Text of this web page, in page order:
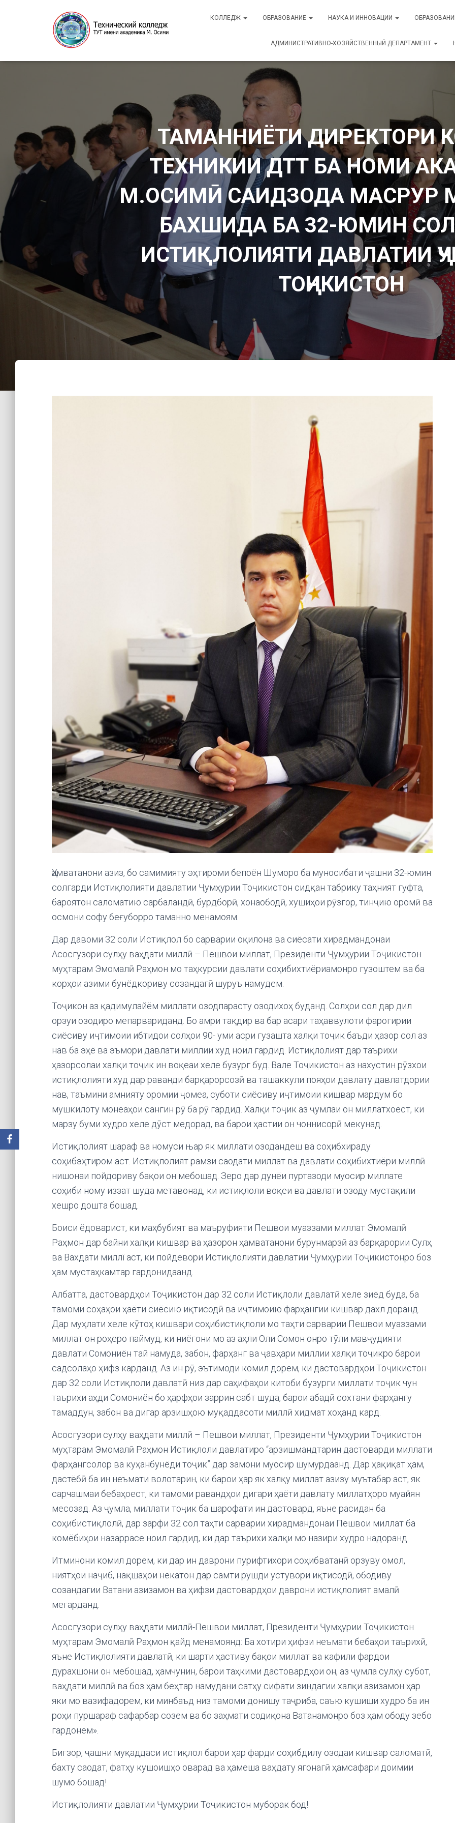
КОЛЛЕДЖ ОБРАЗОВАНИЕ НАУКА И ИННОВАЦИИ
АДМИНИСТРАТИВНО-ХОЗЯЙСТВЕННЫЙ ДЕПАРТАМЕНТ
ТАМАННИЁТИ ДИРЕКТОРИ
ТЕХНИКИИ ДТТ БА НОМИ
М.ОСИМӢ САИДЗОДА МАСРУР
БАХШИДА БА 32-ЮМИН
ИСТИҚЛОЛИЯТИ ДАВЛАТИИ
ТОҶИКИСТОН
Ҳамватанони азиз, бо самимияту эҳтироми бепоён Шуморо ба муносибати ҷашни 32-юмин
солгарди Истиқлолияти давлатии Ҷумҳурии Тоҷикистон сидқан табрику таҳният гуфта,
бароятон саломатию сарбаландӣ, бурдборӣ, хонаободӣ, хушиҳои рӯзгор, тинҷию оромӣ ва
осмони софу беғуборро таманно менамоям.
Дар давоми 32 соли Истиқлол бо сарварии оқилона ва сиёсати хирадмандонаи
Асосгузори сулҳу ваҳдати миллӣ – Пешвои миллат, Президенти Ҷумҳурии Тоҷикистон
муҳтарам Эмомалӣ Раҳмон мо таҳкурсии давлати соҳибихтиёриамонро гузоштем ва ба
корҳои азими бунёдкориву созандагӣ шуруъ намудем.
Тоҷикон аз қадимулайём миллати озодпарасту озодихоҳ буданд. Солҳои сол дар дил
орзуи озодиро мепарвариданд. Бо амри тақдир ва бар асари таҳаввулоти фарогирии
сиёсиву иҷтимоии ибтидои солҳои 90- уми асри гузашта халқи тоҷик баъди ҳазор сол аз
нав ба эҳё ва эъмори давлати миллии худ ноил гардид. Истиқлолият дар таърихи
ҳазорсолаи халқи тоҷик ин воқеаи хеле бузург буд. Вале Тоҷикистон аз нахустин рӯзхои
истиқлолияти худ дар раванди барқарорсозӣ ва ташаккули пояҳои давлату давлатдории
нав, таъмини амнияту оромии ҷомеа, суботи сиёсиву иҷтимоии кишвар мардум бо
мушкилоту монеаҳои сангин рӯ ба рӯ гардид. Халқи тоҷик аз ҷумлаи он миллатхоест, ки
марзу буми худро хеле дӯст медорад, ва барои ҳастии он чоннисорӣ мекунад.
Истиқлолият шараф ва номуси њар як миллати озодандеш ва соҳибхираду
соҳибэҳтиром аст. Истиқлолият рамзи саодати миллат ва давлати соҳибихтиёри миллӣ
нишонаи пойдориву бақои он мебошад. Зеро дар дунёи пуртазоди муосир миллате
соҳиби ному иззат шуда метавонад, ки истиқлоли воқеи ва давлати озоду мустақили
хешро дошта бошад.
Боиси ёдоварист, ки маҳбубият ва маъруфияти Пешвои муаззами миллат Эмомалӣ
Раҳмон дар байни халқи кишвар ва ҳазорон ҳамватанони бурунмарзӣ аз барқарории Сулҳ
ва Вахдати миллї аст, ки пойдевори Истиқлолияти давлатии Ҷумҳурии Тоҷикистонро боз
ҳам мустаҳкамтар гардонидаанд.
Албатта, дастовардҳои Тоҷикистон дар 32 соли Истиқлоли давлатӣ хеле зиёд буда, ба
тамоми соҳаҳои ҳаёти сиёсию иқтисодӣ ва иҷтимоию фарҳангии кишвар дахл доранд.
Дар муҳлати хеле кӯтоҳ кишвари соҳибистиқлоли мо таҳти сарварии Пешвои муаззами
миллат он роҳеро паймуд, ки ниёгони мо аз аҳли Оли Сомон онро тӯли мавҷудияти
давлати Сомониён тай намуда, забон, фарҳанг ва ҷавҳари миллии халқи тоҷикро барои
садсолаҳо ҳифз карданд. Аз ин рӯ, эътимоди комил дорем, ки дастовардҳои Тоҷикистон
дар 32 соли Истиқлоли давлатӣ низ дар саҳифаҳои китоби бузурги миллати тоҷик чун
таърихи аҳди Сомониён бо ҳарфҳои заррин сабт шуда, барои абадӣ сохтани фарҳангу
тамаддун, забон ва дигар арзишҳою муқаддасоти миллӣ хидмат хоҳанд кард.
Асосгузори сулҳу ваҳдати миллӣ – Пешвои миллат, Президенти Ҷумҳурии Тоҷикистон
муҳтарам Эмомалӣ Раҳмон Истиқлоли давлатиро “арзишмандтарин дастоварди миллати
фарҳангсолор ва куҳанбунёди тоҷик” дар замони муосир шумурдаанд. Дар ҳақиқат ҳам,
дастёбӣ ба ин неъмати волотарин, ки барои ҳар як халқу миллат азизу муътабар аст, як
сарчашмаи бебаҳоест, ки тамоми равандҳои дигари ҳаёти давлату миллатҳоро муайян
месозад. Аз ҷумла, миллати тоҷик ба шарофати ин дастовард, яъне расидан ба
соҳибистиқлолӣ, дар зарфи 32 сол таҳти сарварии хирадмандонаи Пешвои миллат ба
комёбиҳои назаррасе ноил гардид, ки дар таърихи халқи мо назири худро надоранд.
Итминони комил дорем, ки дар ин даврони пурифтихори соҳибватанӣ орзуву омол,
ниятҳои наҷиб, нақшаҳои некатон дар самти рушди устувори иқтисодӣ, ободиву
созандагии Ватани азизамон ва ҳифзи дастовардҳои даврони истиқлолият амалӣ
мегарданд.
Асосгузори сулҳу ваҳдати миллӣ-Пешвои миллат, Президенти Ҷумҳурии Тоҷикистон
муҳтарам Эмомалӣ Раҳмон қайд менамоянд: Ба хотири ҳифзи неъмати бебаҳои таърихӣ,
яъне Истиқлолияти давлатӣ, ки шарти ҳастиву бақои миллат ва кафили фардои
дурахшони он мебошад, ҳамчунин, барои таҳкими дастовардҳои он, аз ҷумла сулҳу субот,
ваҳдати миллӣ ва боз ҳам беҳтар намудани сатҳу сифати зиндагии халқи азизамон ҳар
яки мо вазифадорем, ки минбаъд низ тамоми донишу таҷриба, саъю кушиши худро ба ин
роҳи пуршараф сафарбар созем ва бо заҳмати содиқона Ватанамонро боз ҳам ободу зебо
гардонем».
Бигзор, ҷашни муқаддаси истиқлол барои ҳар фарди соҳибдилу озодаи кишвар саломатӣ,
бахту саодат, фатҳу кушоишҳо оварад ва ҳамеша ваҳдату ягонагӣ ҳамсафари доимии
шумо бошад!
Истиқлолияти давлатии Ҷумҳурии Тоҷикистон муборак бод!